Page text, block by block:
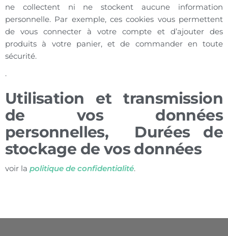
ne collectent ni ne stockent aucune information
personnelle. Par exemple, ces cookies vous permettent
de vous connecter à votre compte et d’ajouter des
produits à votre panier, et de commander en toute
sécurité.
.
Utilisation et transmission
de vos données
personnelles, Durées de
stockage de vos données
voir la politique de confidentialité.